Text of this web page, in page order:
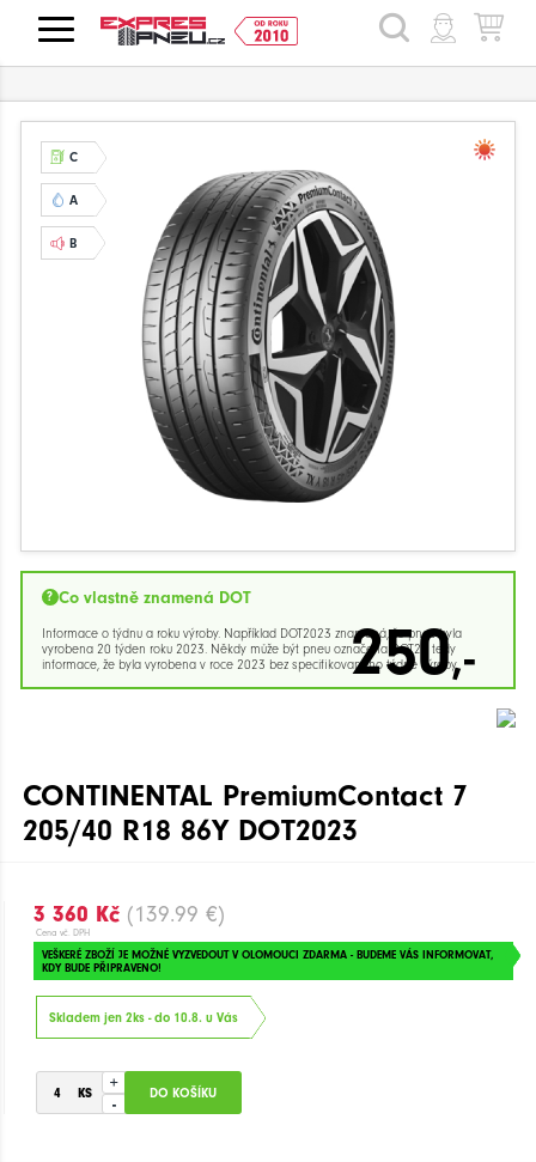
HLEDAT
C
A
B
Co vlastně znamená DOT
Informace o týdnu a roku výroby. Například DOT2023 znamená, že pneu byla
vyrobena 20 týden roku 2023. Někdy může být pneu označena DOT23 tedy
informace, že byla vyrobena v roce 2023 bez specifikovaného týdne výroby.
250,-
CONTINENTAL PremiumContact 7
205/40 R18 86Y DOT2023
3 360 Kč (139.99 €)
Cena vč. DPH
VEŠKERÉ ZBOŽÍ JE MOŽNÉ VYZVEDOUT V OLOMOUCI ZDARMA - BUDEME VÁS INFORMOVAT,
KDY BUDE PŘIPRAVENO!
Skladem jen 2ks - do 10.8. u Vás
+
-